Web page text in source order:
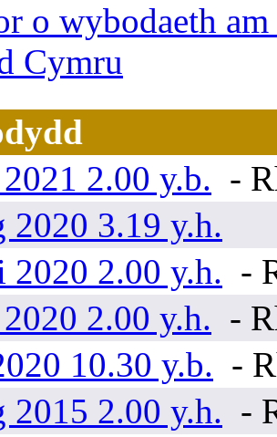
o wybodaeth
Cymru
2.00 y.b. -
2020 3.19 y.h.
2020 2.00 y.h. -
2.00 y.h. -
10.30 y.b. -
2015 2.00 y.h. -